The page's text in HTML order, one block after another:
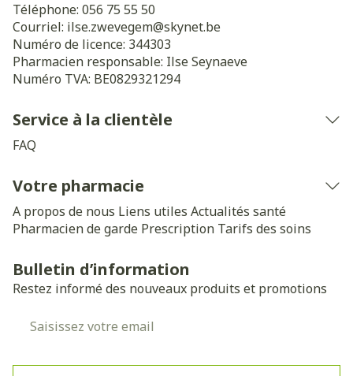
Téléphone: 056 75 55 50
Courriel: ilse.zwevegem@skynet.be
Numéro de licence: 344303
Pharmacien responsable: Ilse Seynaeve
Numéro TVA: BE0829321294
Service à la clientèle
FAQ
Votre pharmacie
A propos de nous Liens utiles Actualités santé
Pharmacien de garde Prescription Tarifs des soins
Bulletin d’information
Restez informé des nouveaux produits et promotions